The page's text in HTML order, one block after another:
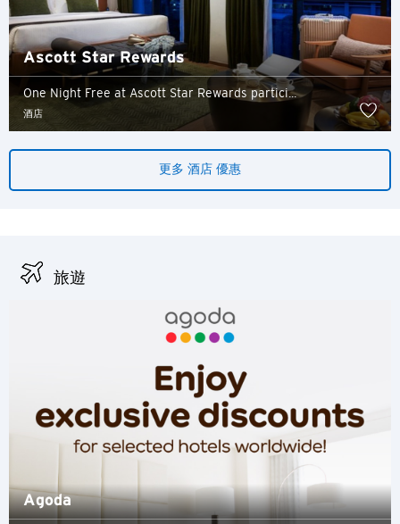
Ascott Star Rewards
One Night Free at Ascott Star Rewards partici...
酒店
更多 酒店 優惠
旅遊
Agoda